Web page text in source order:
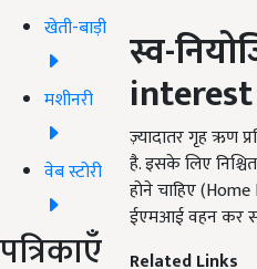
खेती-बाड़ी
मशीनरी
वेब स्टोरी
पत्रिकाएँ
स्व-
ज़्यादातर गृह ऋण
है. इसके लिए
होने चाहिए
ईएमआई वहन कर
Related Links